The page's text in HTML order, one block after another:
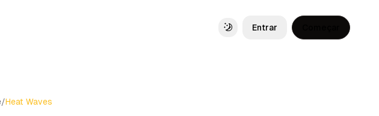
Toggle theme
Entrar
/Heat Waves